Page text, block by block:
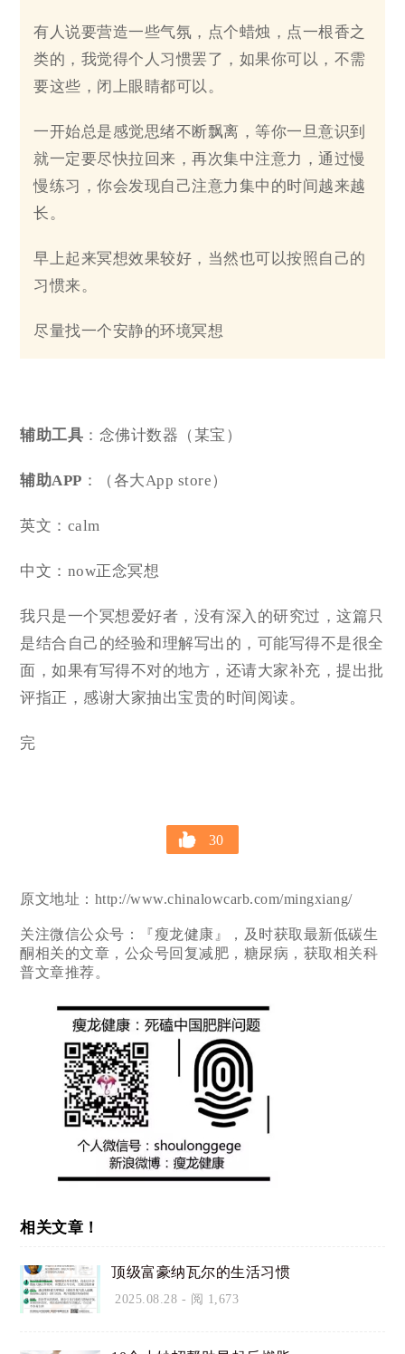
有人说要营造一些气氛，点个蜡烛，点一根香之
类的，我觉得个人习惯罢了，如果你可以，不需
要这些，闭上眼睛都可以。
一开始总是感觉思绪不断飘离，等你一旦意识到
就一定要尽快拉回来，再次集中注意力，通过慢
慢练习，你会发现自己注意力集中的时间越来越
长。
早上起来冥想效果较好，当然也可以按照自己的
习惯来。
尽量找一个安静的环境冥想
辅助工具 ：念佛计数器（某宝）
辅助APP ：（各大App store）
英文：calm
中文：now正念冥想
我只是一个冥想爱好者，没有深入的研究过，这篇只
是结合自己的经验和理解写出的，可能写得不是很全
面，如果有写得不对的地方，还请大家补充，提出批
评指正，感谢大家抽出宝贵的时间阅读。
完
30
原文地址：http://www.chinalowcarb.com/mingxiang/
关注微信公众号：『瘦龙健康』，及时获取最新低碳生
酮相关的文章，公众号回复减肥，糖尿病，获取相关科
普文章推荐。
相关文章！
顶级富豪纳瓦尔的生活习惯
2025.08.28 - 阅 1,673